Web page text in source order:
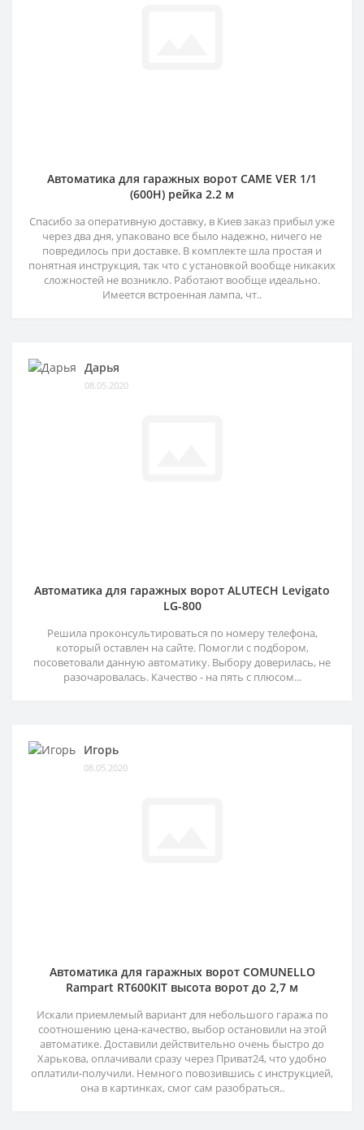
Автоматика для гаражных ворот CAME VER 1/1
(600H) рейка 2.2 м
Спасибо за оперативную доставку, в Киев заказ прибыл уже
через два дня, упаковано все было надежно, ничего не
повредилось при доставке. В комплекте шла простая и
понятная инструкция, так что с установкой вообще никаких
сложностей не возникло. Работают вообще идеально.
Имеется встроенная лампа, чт..
Дарья
08.05.2020
Автоматика для гаражных ворот ALUTECH Levigato
LG-800
Решила проконсультироваться по номеру телефона,
который оставлен на сайте. Помогли с подбором,
посоветовали данную автоматику. Выбору доверилась, не
разочаровалась. Качество - на пять с плюсом...
Игорь
08.05.2020
Автоматика для гаражных ворот COMUNELLO
Rampart RT600KIT высота ворот до 2,7 м
Искали приемлемый вариант для небольшого гаража по
соотношению цена-качество, выбор остановили на этой
автоматике. Доставили действительно очень быстро до
Харькова, оплачивали сразу через Приват24, что удобно
оплатили-получили. Немного повозившись с инструкцией,
она в картинках, смог сам разобраться..